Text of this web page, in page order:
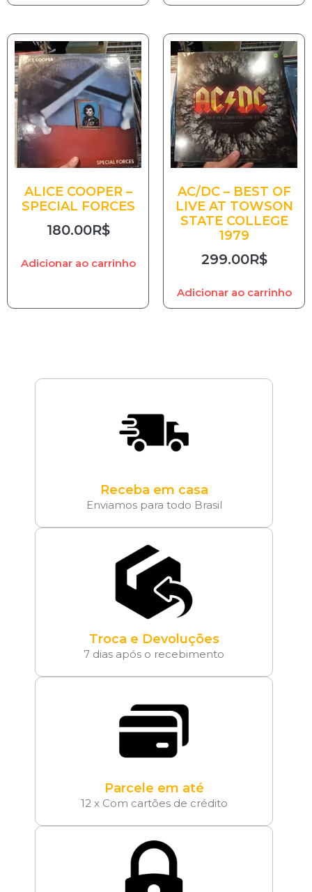
ALICE COOPER –
SPECIAL FORCES
180.00R$
Adicionar ao carrinho
AC/DC – BEST OF
LIVE AT TOWSON
STATE COLLEGE
1979
299.00R$
Adicionar ao carrinho
Receba em casa
Enviamos para todo Brasil
Troca e Devoluções
7 dias após o recebimento
Parcele em até
12 x Com cartões de crédito